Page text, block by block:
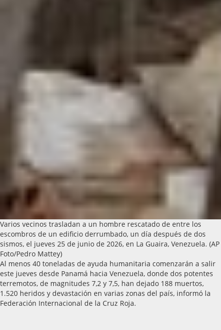
Varios vecinos trasladan a un hombre rescatado de entre los
escombros de un edificio derrumbado, un día después de dos
sismos, el jueves 25 de junio de 2026, en La Guaira, Venezuela. (AP
Foto/Pedro Mattey)
Al menos 40 toneladas de ayuda humanitaria comenzarán a salir
este jueves desde Panamá hacia Venezuela, donde dos potentes
terremotos, de magnitudes 7,2 y 7,5, han dejado 188 muertos,
1.520 heridos y devastación en varias zonas del país, informó la
Federación Internacional de la Cruz Roja.